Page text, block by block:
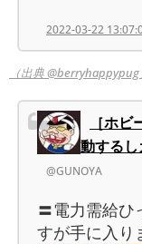
2022-03-22
（出典 @berryhappypug
［ホ
動する
@GUNOYA
〓電力需給ひ
すが手に入り